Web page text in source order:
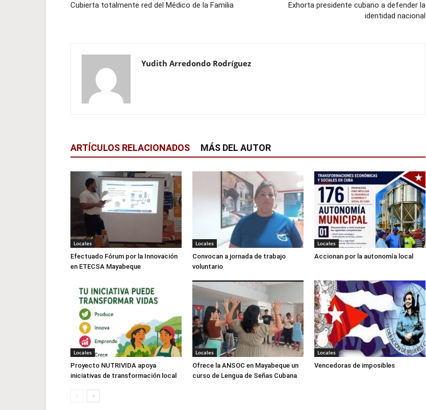
Cubierta totalmente red del Médico de la Familia
Exhorta presidente cubano a defender la
identidad nacional
Yudith Arredondo Rodríguez
ARTÍCULOS RELACIONADOS MÁS DEL AUTOR
Locales
Efectuado Fórum por la Innovación
en ETECSA Mayabeque
Locales
Convocan a jornada de trabajo
voluntario
Locales
Accionan por la autonomía local
Locales
Proyecto NUTRIVIDA apoya
iniciativas de transformación local
Locales
Ofrece la ANSOC en Mayabeque un
curso de Lengua de Señas Cubana
Locales
Vencedoras de imposibles